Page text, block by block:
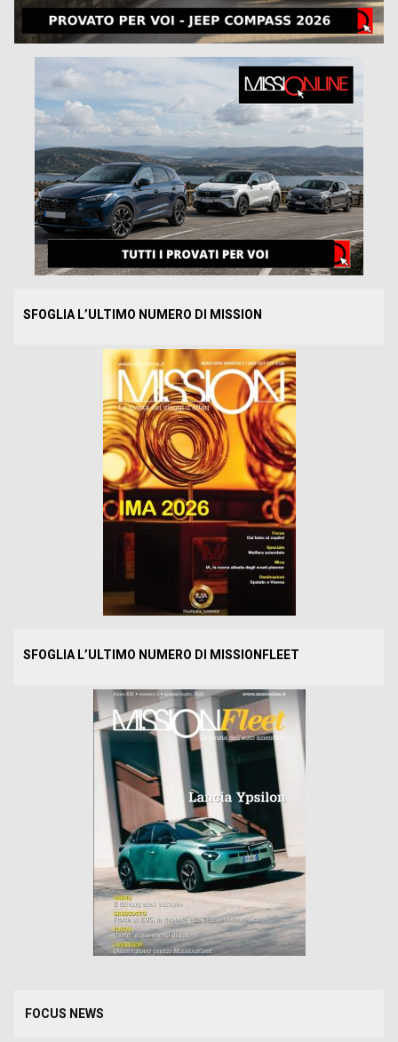
SFOGLIA L’ULTIMO NUMERO DI MISSION
SFOGLIA L’ULTIMO NUMERO DI MISSIONFLEET
FOCUS NEWS